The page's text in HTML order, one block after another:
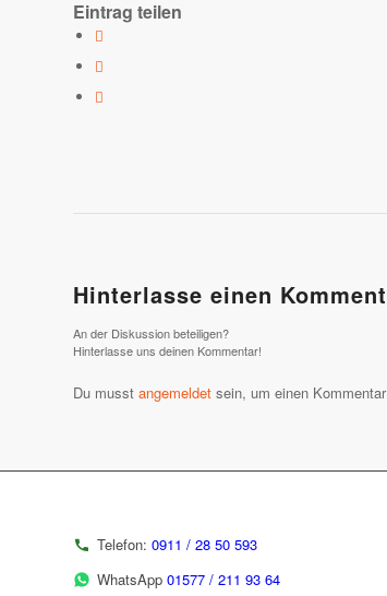
Eintrag teilen
Hinterlasse einen
An der Diskussion beteiligen?
Hinterlasse uns deinen Kommentar!
Du musst angemeldet sein, um einen
Telefon: 0911 / 28 50 593
WhatsApp 01577 / 211 93 64